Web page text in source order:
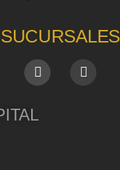
SUCURSALES